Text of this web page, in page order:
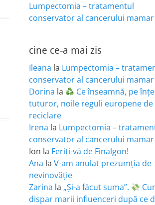
Lumpectomia – tratamentul
conservator al cancerului mamar
cine ce-a mai zis
Ileana la Lumpectomia –
conservator al cancerului mamar
Dorina la
Ce înseamnă, pe
tuturor, noile reguli europene de
reciclare
Irena la Lumpectomia –
conservator al cancerului mamar
Ion la Feriţi-vă de Finalgon!
Ana la V-am anulat prezumția de
nevinovăție
Zarina la „Și-a făcut suma”.
dispar marii influenceri după ce